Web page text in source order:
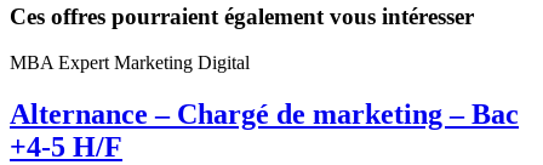
Ces offres pourraient également vous intéresser
MBA Expert Marketing Digital
Alternance – Chargé de marketing – Bac
+4-5 H/F